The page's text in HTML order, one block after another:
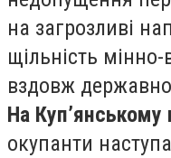
на загрозливі
щільність
вздовж
На Куп’янському
окупанти